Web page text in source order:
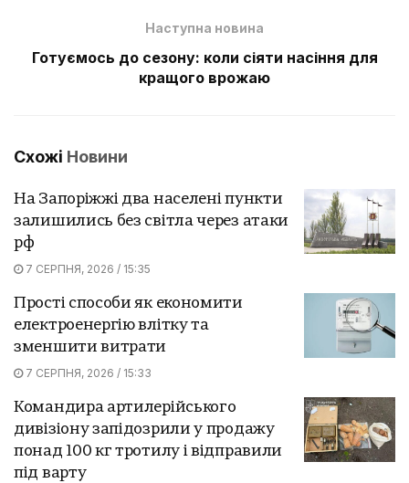
Наступна новина
Готуємось до сезону: коли сіяти насіння для
кращого врожаю
Схожі Новини
На Запоріжжі два населені пункти
залишились без світла через атаки
рф
7 СЕРПНЯ, 2026 / 15:35
Прості способи як економити
електроенергію влітку та
зменшити витрати
7 СЕРПНЯ, 2026 / 15:33
Командира артилерійського
дивізіону запідозрили у продажу
понад 100 кг тротилу і відправили
під варту